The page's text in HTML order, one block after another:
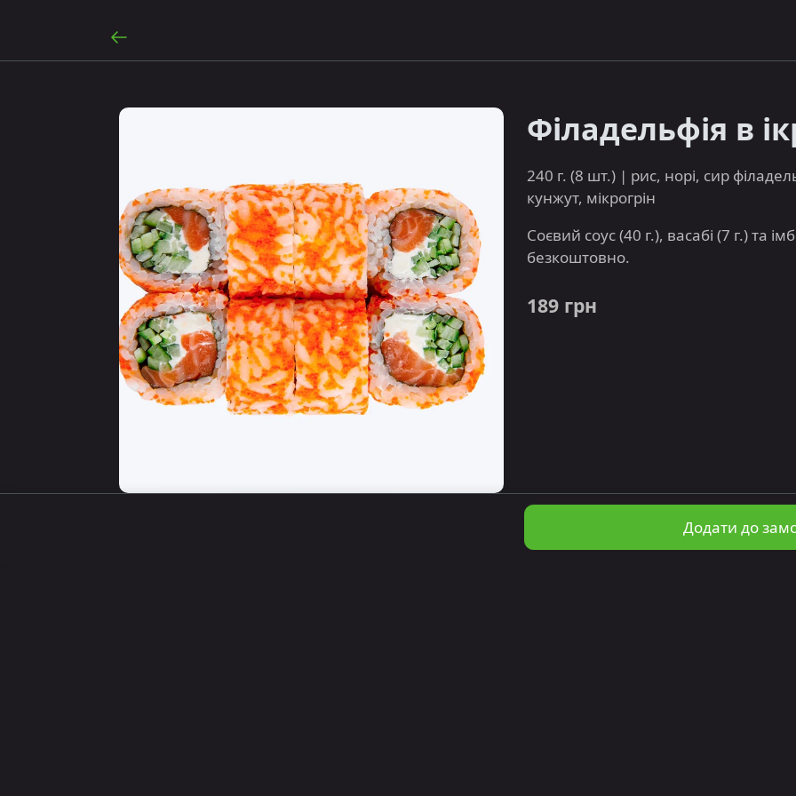
Філадельфія в
240 г. (8 шт.) | рис, норі, сир
кунжут, мікрогрін
Соєвий соус (40 г.), васабі (7 г.) та
безкоштовно.
189 грн
Додати до